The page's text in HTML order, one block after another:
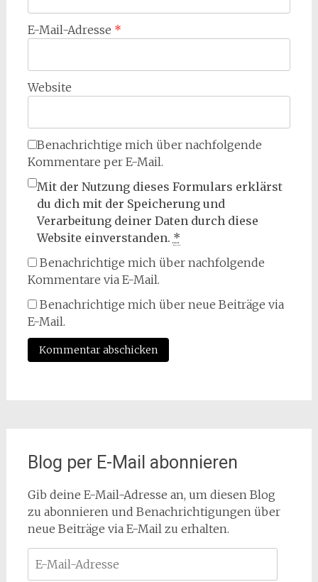
E-Mail-Adresse *
Website
Benachrichtige mich über nachfolgende
Kommentare per E-Mail.
Mit der Nutzung dieses Formulars erklärst
du dich mit der Speicherung und
Verarbeitung deiner Daten durch diese
Website einverstanden. *
Benachrichtige mich über nachfolgende
Kommentare via E-Mail.
Benachrichtige mich über neue Beiträge via
E-Mail.
Blog per E-Mail abonnieren
Gib deine E-Mail-Adresse an, um diesen Blog
zu abonnieren und Benachrichtigungen über
neue Beiträge via E-Mail zu erhalten.
Mail-